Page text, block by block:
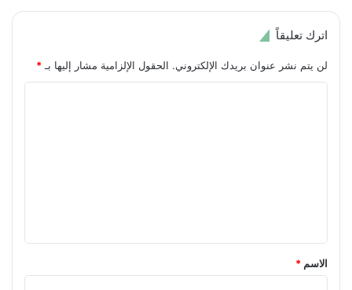
اترك تعليقاً
لن يتم نشر عنوان بريدك الإلكتروني. الحقول الإلزامية مشار إليها بـ *
*
الاسم *